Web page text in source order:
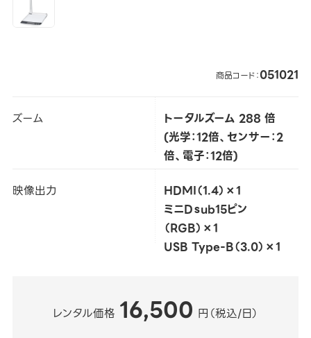
商品コード：051021
ズーム
トータルズーム 288 倍
(光学：12倍、センサー：2
倍、電子：12倍)
映像出力
HDMI（1.4）×1
ミニDｓub15ピン
（RGB）×1
USB Type-B（3.0）×1
レンタル価格 16,500 円（税込/日）